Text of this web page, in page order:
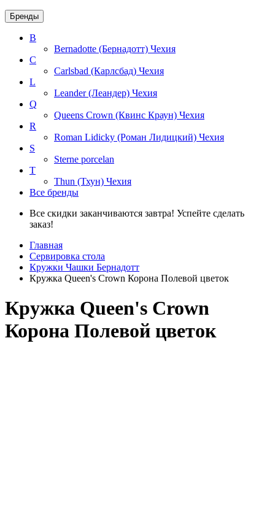
Бренды
B
Bernadotte (Бернадотт) Чехия
C
Carlsbad (Карлсбад) Чехия
L
Leander (Леандер) Чехия
Q
Queens Crown (Квинс Краун) Чехия
R
Roman Lidicky (Роман Лидицкий) Чехия
S
Sterne porcelan
T
Thun (Тхун) Чехия
Все бренды
Все скидки заканчиваются завтра! Успейте сделать
заказ!
Главная
Сервировка стола
Кружки Чашки Бернадотт
Кружка Queen's Crown Корона Полевой цветок
Кружка Queen's Crown
Корона Полевой цветок